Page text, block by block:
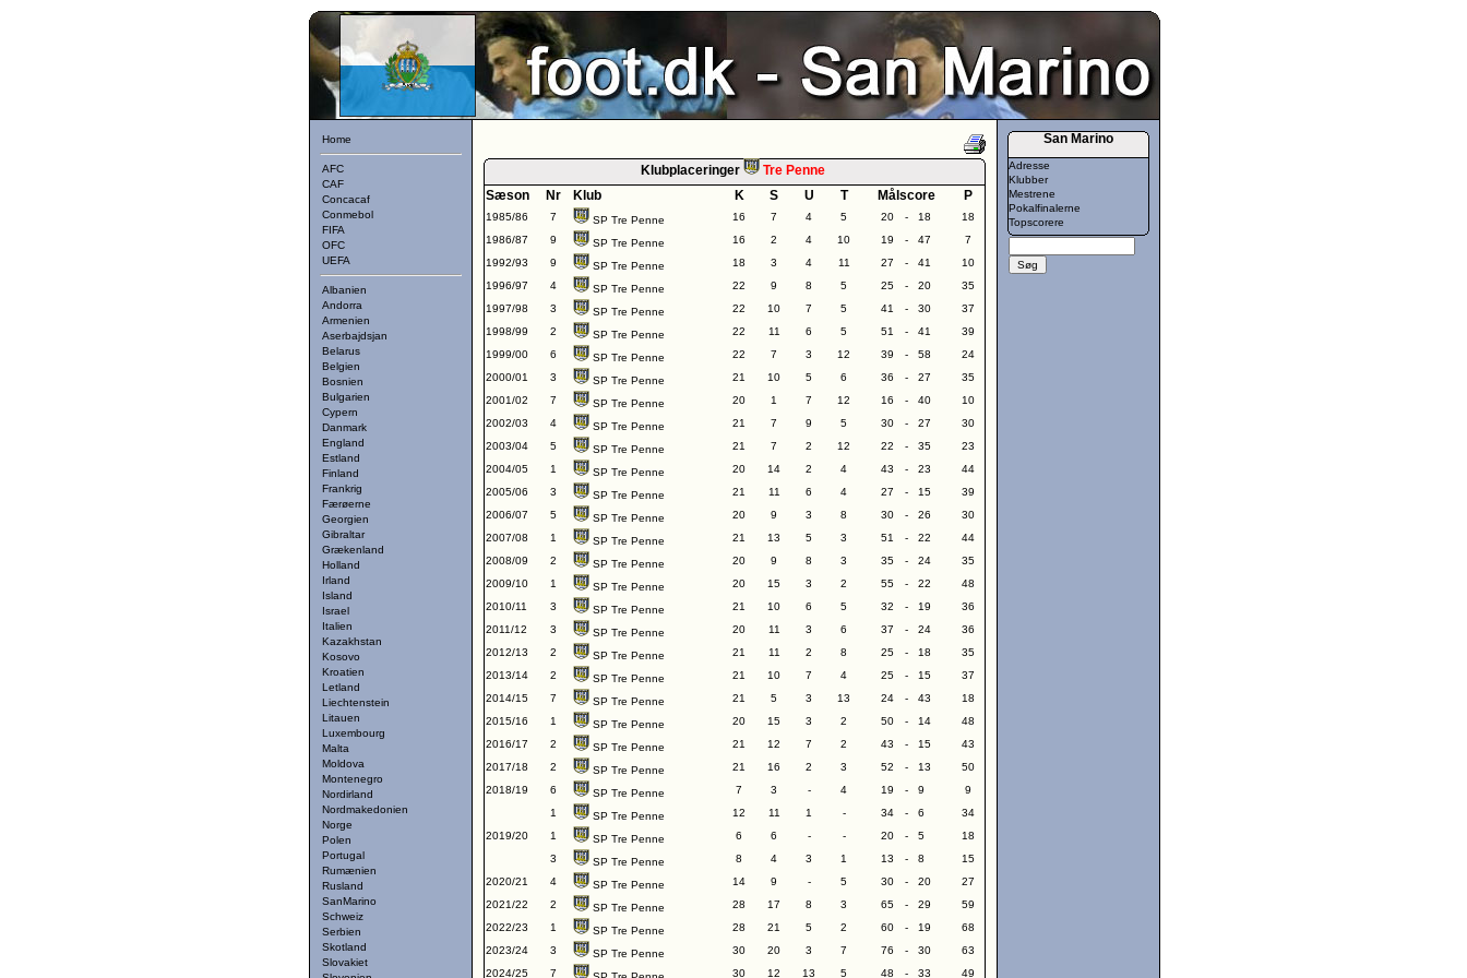
Home
AFC
CAF
Concacaf
Conmebol
FIFA
OFC
UEFA
Albanien
Andorra
Armenien
Aserbajdsjan
Belarus
Belgien
Bosnien
Bulgarien
Cypern
Danmark
England
Estland
Finland
Frankrig
Færøerne
Georgien
Gibraltar
Grækenland
Holland
Irland
Island
Israel
Italien
Kazakhstan
Kosovo
Kroatien
Letland
Liechtenstein
Litauen
Luxembourg
Malta
Moldova
Montenegro
Nordirland
Nordmakedonien
Norge
Polen
Portugal
Rumænien
Rusland
SanMarino
Schweiz
Serbien
Skotland
Slovakiet
Klubplaceringer
Tre Penne
Sæson
Nr Klub K S U T Målscore P
1985/86 7 SP Tre Penne 16 7 4 5 20 - 18
18
1986/87
9 SP Tre Penne 16 2 4 10 19 - 47
7
1992/93
9 SP Tre Penne 18 3 4 11 27 - 41
10
1996/97
4 SP Tre Penne 22 9 8 5 25 - 20
35
1997/98
3 SP Tre Penne 22 10 7 5 41 - 30
37
1998/99
2 SP Tre Penne 22 11 6 5 51 - 41
39
1999/00
6 SP Tre Penne 22 7 3 12 39 - 58
24
2000/01
3 SP Tre Penne 21 10 5 6 36 - 27
35
2001/02
7 SP Tre Penne 20 1 7 12 16 - 40
10
2002/03
4 SP Tre Penne 21 7 9 5 30 - 27
30
2003/04
5 SP Tre Penne 21 7 2 12 22 - 35
23
2004/05
1 SP Tre Penne 20 14 2 4 43 - 23
44
2005/06
3 SP Tre Penne 21 11 6 4 27 - 15
39
2006/07
5 SP Tre Penne 20 9 3 8 30 - 26
30
2007/08
1 SP Tre Penne 21 13 5 3 51 - 22
44
2008/09
2 SP Tre Penne 20 9 8 3 35 - 24
35
2009/10
1 SP Tre Penne 20 15 3 2 55 - 22
48
2010/11
3 SP Tre Penne 21 10 6 5 32 - 19
36
2011/12
3 SP Tre Penne 20 11 3 6 37 - 24
36
2012/13
2 SP Tre Penne 21 11 2 8 25 - 18
35
2013/14
2 SP Tre Penne 21 10 7 4 25 - 15
37
2014/15
7 SP Tre Penne 21 5 3 13 24 - 43
18
2015/16
1 SP Tre Penne 20 15 3 2 50 - 14
48
2016/17
2 SP Tre Penne 21 12 7 2 43 - 15
43
2017/18
2 SP Tre Penne 21 16 2 3 52 - 13
50
2018/19
6 SP Tre Penne 7 3 - 4 19 - 9
9
1
SP Tre Penne 12 11 1 - 34 - 6
34
2019/20
1 SP Tre Penne 6 6 - - 20 - 5
18
3
SP Tre Penne 8 4 3 1 13 - 8
15
2020/21
4 SP Tre Penne 14 9 - 5 30 - 20
27
2021/22
2 SP Tre Penne 28 17 8 3 65 - 29
59
2022/23
1 SP Tre Penne 28 21 5 2 60 - 19
68
2023/24
3 SP Tre Penne 30 20 3 7 76 - 30
63
2024/25
7 30 12 13 5 48 - 33 49
San Marino
Adresse
Klubber
Mestrene
Pokalfinalerne
Topscorere